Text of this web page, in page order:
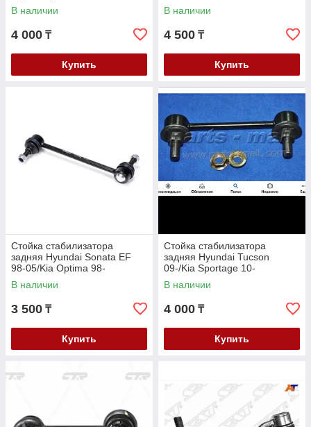
В наличии
4 000 ₸
Купить
В наличии
4 500 ₸
Купить
Стойка стабилизатора
задняя Hyundai Sonata EF
98-05/Kia Optima 98-
05/Majentis 98-05
В наличии
3 500 ₸
Купить
Стойка стабилизатора
задняя Hyundai Tucson
09-/Kia Sportage 10-
В наличии
4 000 ₸
Купить